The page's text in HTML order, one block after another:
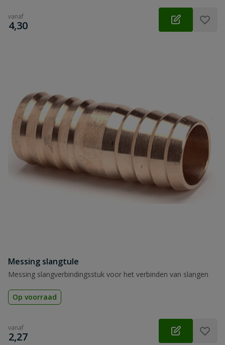
vanaf
€
4,30
Messing slangtule
Messing slangverbindingsstuk voor het verbinden van slangen
Op voorraad
vanaf
€
2,27